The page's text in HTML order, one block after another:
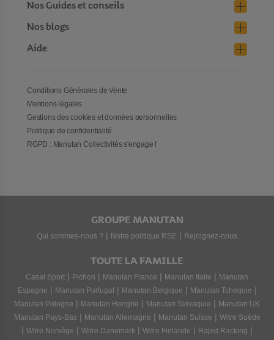
Nos Guides et conseils
Nos blogs
Aide
Conditions Générales de Vente
Mentions légales
Gestions des cookies et données personnelles
Politique de confidentialité
RGPD : Manutan Collectivités s'engage !
GROUPE MANUTAN
Qui sommes-nous ? | Notre politique RSE | Rejoignez-nous
TOUTE LA FAMILLE
Casal Sport | Pichon | Manutan France | Manutan Italie | Manutan
Espagne | Manutan Portugal | Manutan Belgique | Manutan Tchéquie |
Manutan Pologne | Manutan Hongrie | Manutan Slovaquie | Manutan UK
Manutan Pays-Bas | Manutan Allemagne | Manutan Suisse | Witre Suède
| Witre Norvège | Witre Danemark | Witre Finlande | Rapid Racking |